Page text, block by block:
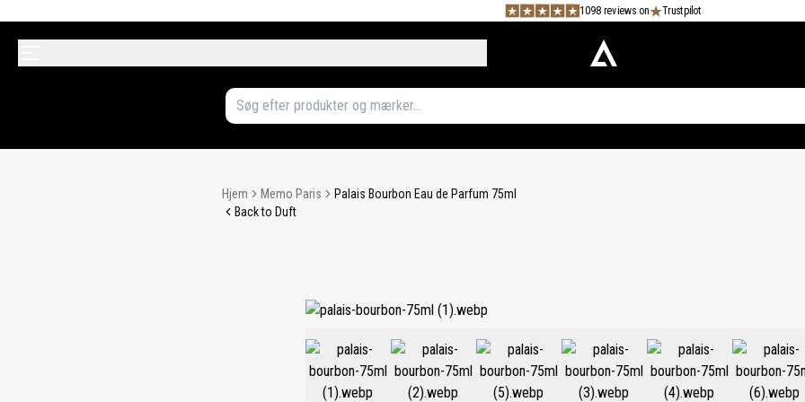
1098 reviews on Trustpilot
Hjem Memo Paris
Palais Bourbon Eau de Parfum 75ml
Back to Duft